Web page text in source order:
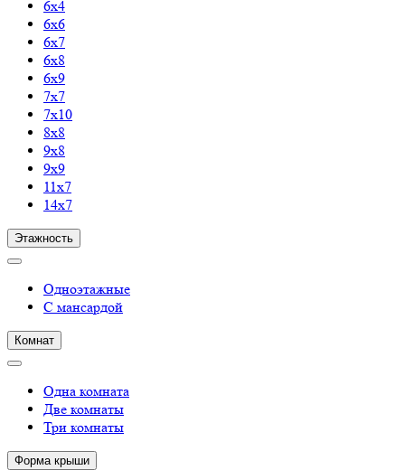
6х4
6х6
6х7
6х8
6х9
7х7
7х10
8х8
9х8
9х9
11х7
14х7
Этажность
Одноэтажные
С мансардой
Комнат
Одна комната
Две комнаты
Три комнаты
Форма крыши